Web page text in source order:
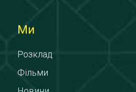
Ми
Розклад
Фільми